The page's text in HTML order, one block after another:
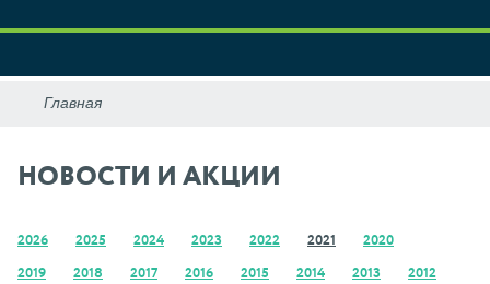
НОВОСТИ И АКЦИИ
2026 2025 2024 2023 2022 2021 2020
2019 2018 2017 2016 2015 2014 2013 2012